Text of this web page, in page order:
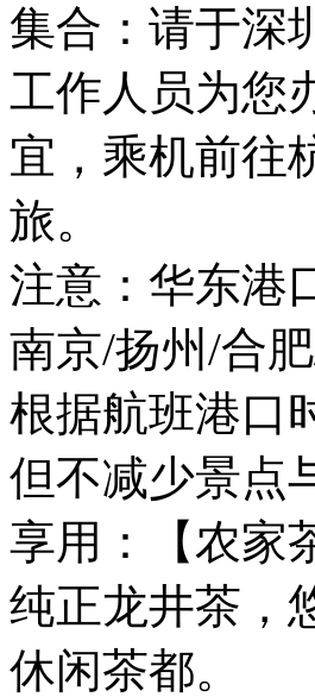
集合：请于深
工作人员为您
宜，乘机前往
旅。
注意：华东港
南京/扬州/合
根据航班港口
但不减少景点
享用：【农家
纯正龙井茶，
休闲茶都。